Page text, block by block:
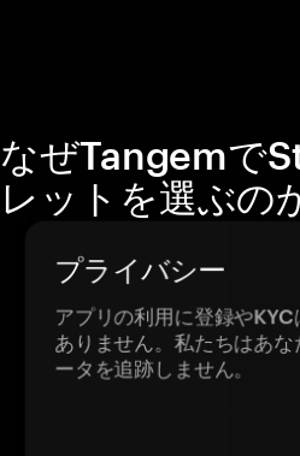
なぜTangemで
レットを選ぶの
プライバシー
アプリの利用に登録やKYC
ありません。私たちはあな
ータを追跡しません。